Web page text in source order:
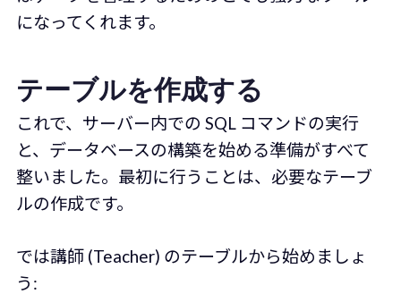
になってくれます。
テーブルを作成する
これで、サーバー内での SQL コマンドの実行
と、データベースの構築を始める準備がすべて
整いました。最初に行うことは、必要なテーブ
ルの作成です。
では講師 (Teacher) のテーブルから始めましょ
う: